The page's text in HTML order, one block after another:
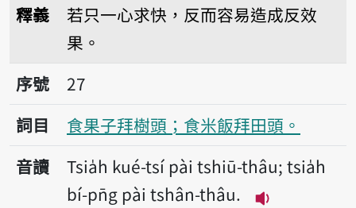
釋義
若只一心求快，反而容易造成反效
果。
序號27食果子拜樹頭；食米飯拜田頭。
序號
27
詞目
食果子拜樹頭；食米飯拜田頭。
音讀
Tsia̍h kué-tsí pài tshiū-thâu; tsia̍h
bí-pn̄g pài tshân-thâu.